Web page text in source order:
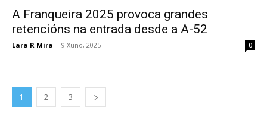
A Franqueira 2025 provoca grandes
retencións na entrada desde a A-52
Lara R Mira - 9 Xuño, 2025 0
1 2 3